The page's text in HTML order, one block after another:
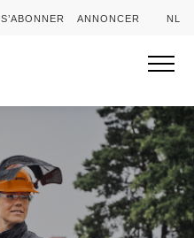
S’ABONNER ANNONCER NL